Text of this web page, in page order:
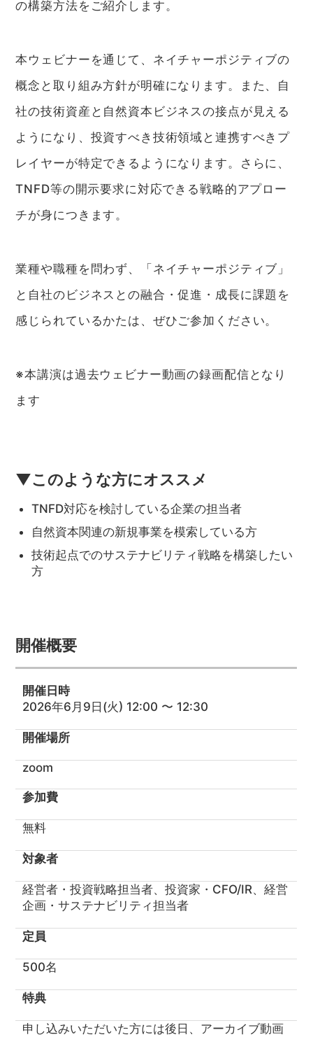
の構築方法をご紹介します。
本ウェビナーを通じて、ネイチャーポジティブの
概念と取り組み方針が明確になります。また、自
社の技術資産と自然資本ビジネスの接点が見える
ようになり、投資すべき技術領域と連携すべきプ
レイヤーが特定できるようになります。さらに、
TNFD等の開示要求に対応できる戦略的アプロー
チが身につきます。
業種や職種を問わず、「ネイチャーポジティブ」
と自社のビジネスとの融合・促進・成長に課題を
感じられているかたは、ぜひご参加ください。
※本講演は過去ウェビナー動画の録画配信となり
ます
▼このような方にオススメ
TNFD対応を検討している企業の担当者
自然資本関連の新規事業を模索している方
技術起点でのサステナビリティ戦略を構築したい
方
開催概要
開催日時
2026年6月9日(火) 12:00 〜 12:30
開催場所
zoom
参加費
無料
対象者
経営者・投資戦略担当者、投資家・CFO/IR、経営
企画・サステナビリティ担当者
定員
500名
特典
申し込みいただいた方には後日、アーカイブ動画